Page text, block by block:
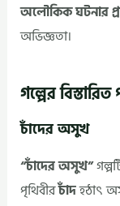
অলৌকিক ঘটনার
অভিজ্ঞতা।
গল্পের
চাঁদের অসুখ
“চাঁদের অসুখ”
পৃথিবীরচাঁদহঠাৎ